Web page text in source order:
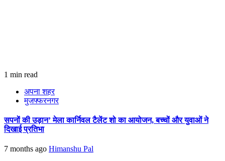
1 min read
अपना शहर
मुजफ्फरनगर
सपनों की उड़ान’ मेला कार्निवल टैलेंट शो का आयोजन, बच्चों और युवाओं ने
दिखाई प्रतिभा
7 months ago Himanshu Pal